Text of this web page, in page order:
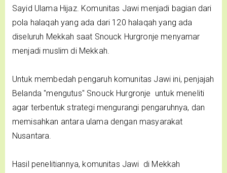
Sayid Ulama Hijaz. Komunitas Jawi menjadi bagian dari
pola halaqah yang ada dari 120 halaqah yang ada
diseluruh Mekkah saat Snouck Hurgronje menyamar
menjadi muslim di Mekkah.
Untuk membedah pengaruh komunitas Jawi ini, penjajah
Belanda "mengutus" Snouck Hurgronje untuk meneliti
agar terbentuk strategi mengurangi pengaruhnya, dan
memisahkan antara ulama dengan masyarakat
Nusantara.
Hasil penelitiannya, komunitas Jawi di Mekkah